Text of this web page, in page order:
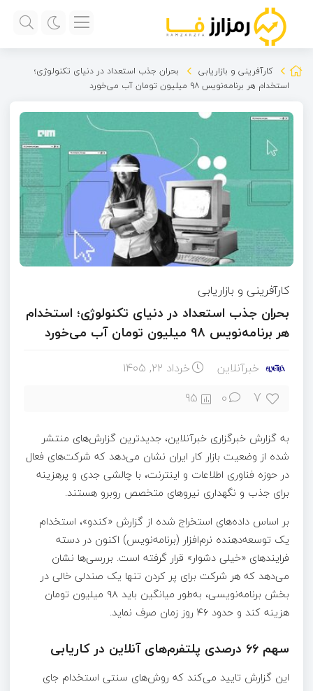
کارآفرینی و بازاریابی
بحران جذب استعداد در دنیای تکنولوژی؛
استخدام هر برنامه‌نویس ۹۸ میلیون تومان آب می‌خورد
کارآفرینی و بازاریابی
بحران جذب استعداد در دنیای تکنولوژی؛ استخدام
هر برنامه‌نویس ۹۸ میلیون تومان آب می‌خورد
خبرآنلاین خرداد ۲۲, ۱۴۰۵
7
0
95
به گزارش خبرگزاری خبرآنلاین، جدیدترین گزارش‌های منتشر
شده از وضعیت بازار کار ایران نشان می‌دهد که شرکت‌های فعال
در حوزه فناوری اطلاعات و اینترنت، با چالشی جدی و پرهزینه
برای جذب و نگهداری نیروهای متخصص روبرو هستند.
بر اساس داده‌های استخراج شده از گزارش «کندو»، استخدام
یک توسعه‌دهنده نرم‌افزار (برنامه‌نویس) اکنون در دسته
فرایندهای «خیلی دشوار» قرار گرفته است. بررسی‌ها نشان
می‌دهد که هر شرکت برای پر کردن تنها یک صندلی خالی در
بخش برنامه‌نویسی، به‌طور میانگین باید ۹۸ میلیون تومان
هزینه کند و حدود ۴۶ روز زمان صرف نماید.
سهم ۶۶ درصدی پلتفرم‌های آنلاین در کاریابی
این گزارش تایید می‌کند که روش‌های سنتی استخدام جای